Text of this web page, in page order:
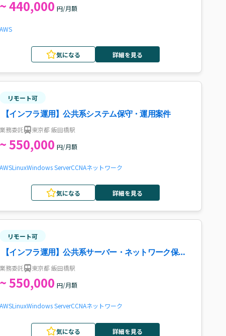
~ 440,000 円/月額
AWS
気になる 詳細を見る
リモート可
【インフラ運用】公共系システム保守・運用案件
業務委託 東京都 飯田橋駅
~ 550,000 円/月額
AWSLinuxWindows ServerCCNAネットワーク
気になる 詳細を見る
リモート可
【インフラ運用】公共系サーバー・ネットワーク保守
【TJ-micro細井】案件・求人
業務委託 東京都 飯田橋駅
~ 550,000 円/月額
AWSLinuxWindows ServerCCNAネットワーク
気になる 詳細を見る